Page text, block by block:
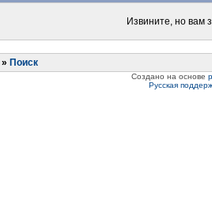
Извините, но вам
» Поиск
Создано на основе
Русская